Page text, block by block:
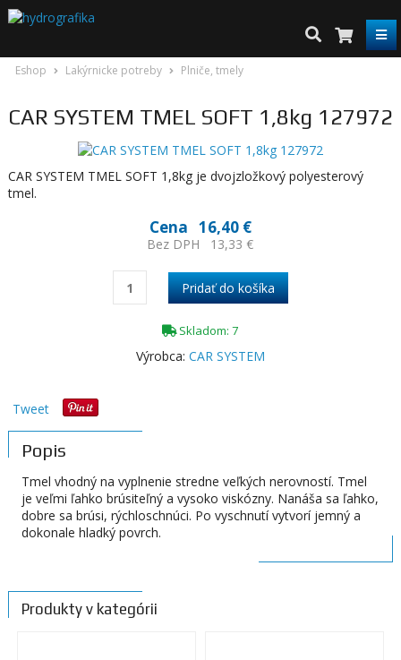
Eshop Lakýrnicke potreby Plniče, tmely
CAR SYSTEM TMEL SOFT 1,8kg 127972
CAR SYSTEM TMEL SOFT 1,8kg je dvojzložkový polyesterový
tmel.
Cena 16,40 €
Bez DPH 13,33 €
Skladom: 7
Výrobca: CAR SYSTEM
Tweet
Popis
Tmel vhodný na vyplnenie stredne veľkých nerovností. Tmel
je veľmi ľahko brúsiteľný a vysoko viskózny. Nanáša sa ľahko,
dobre sa brúsi, rýchloschnúci. Po vyschnutí vytvorí jemný a
dokonale hladký povrch.
Produkty v kategórii